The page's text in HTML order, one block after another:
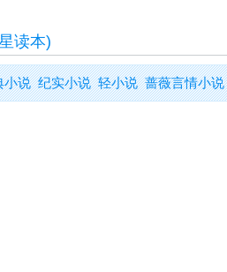
读本)
小说 纪实小说 轻小说 蔷薇言情小说